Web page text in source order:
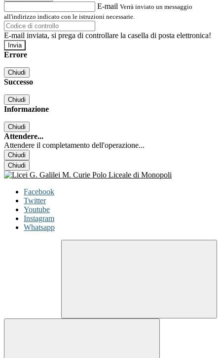
E-mail Verrà inviato un messaggio
all'indirizzo indicato con le istruzioni necessarie.
E-mail inviata, si prega di controllare la casella di posta elettronica!
Errore
Chiudi
Successo
Chiudi
Informazione
Chiudi
Attendere...
Attendere il completamento dell'operazione...
Chiudi
Chiudi
Facebook
Twitter
Youtube
Instagram
Whatsapp